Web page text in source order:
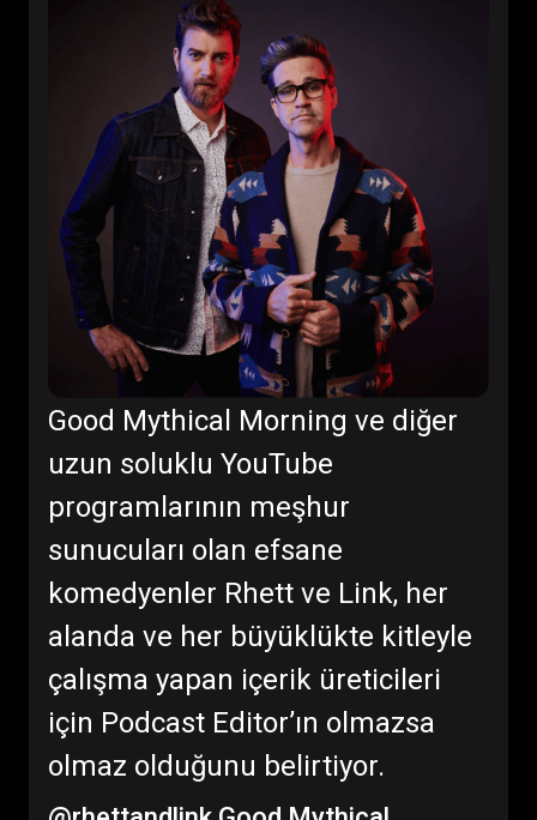
Good Mythical Morning ve diğer
uzun soluklu YouTube
programlarının meşhur
sunucuları olan efsane
komedyenler Rhett ve Link, her
alanda ve her büyüklükte kitleyle
çalışma yapan içerik üreticileri
için Podcast Editor’ın olmazsa
olmaz olduğunu belirtiyor.